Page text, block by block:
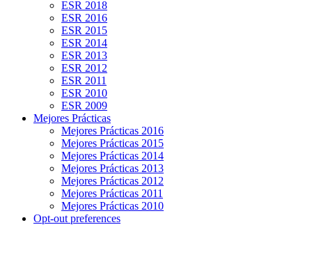
ESR 2018
ESR 2016
ESR 2015
ESR 2014
ESR 2013
ESR 2012
ESR 2011
ESR 2010
ESR 2009
Mejores Prácticas
Mejores Prácticas 2016
Mejores Prácticas 2015
Mejores Prácticas 2014
Mejores Prácticas 2013
Mejores Prácticas 2012
Mejores Prácticas 2011
Mejores Prácticas 2010
Opt-out preferences